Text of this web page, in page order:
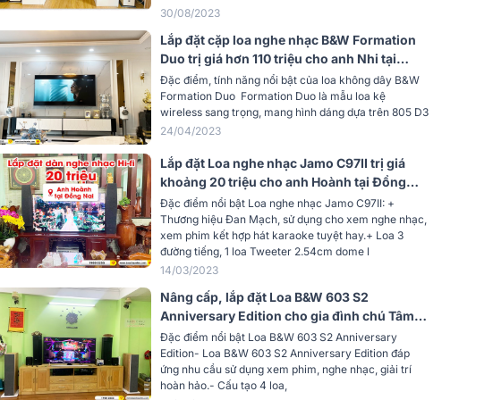
Cao x Sâu)
Trọng lượng 32.2 kg
Nhập khẩu & Phân
phối
CÔNG TY TNHH ĐÔNG THÀNH - HÒA
PHÚC
30/08/2023
Lắp đặt cặp loa nghe nhạc B&W Formation
Duo trị giá hơn 110 triệu cho anh Nhi tại
TPHCM
Đặc điểm, tính năng nổi bật của loa không dây B&W
Formation Duo Formation Duo là mẫu loa kệ
wireless sang trọng, mang hình dáng dựa trên 805 D3
24/04/2023
Lắp đặt Loa nghe nhạc Jamo C97II trị giá
khoảng 20 triệu cho anh Hoành tại Đồng
Nai
Đặc điểm nổi bật Loa nghe nhạc Jamo C97II: +
Thương hiệu Đan Mạch, sử dụng cho xem nghe nhạc,
xem phim kết hợp hát karaoke tuyệt hay.+ Loa 3
đường tiếng, 1 loa Tweeter 2.54cm dome l
14/03/2023
Nâng cấp, lắp đặt Loa B&W 603 S2
Anniversary Edition cho gia đình chú Tâm
tại Hà Nội
Đặc điểm nổi bật Loa B&W 603 S2 Anniversary
Edition- Loa B&W 603 S2 Anniversary Edition đáp
ứng nhu cầu sử dụng xem phim, nghe nhạc, giải trí
hoàn hảo.- Cấu tạo 4 loa,